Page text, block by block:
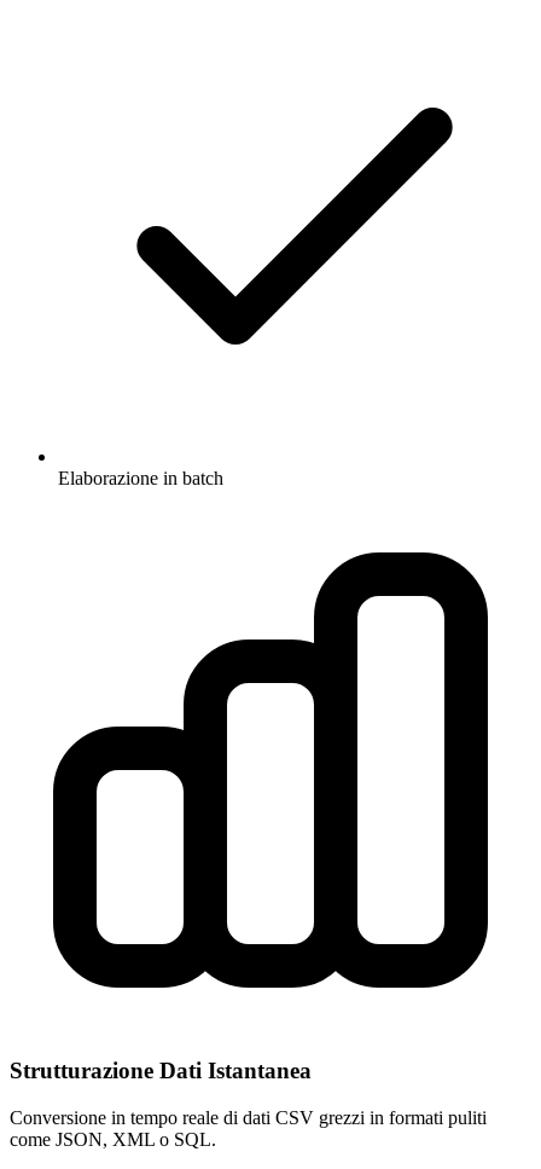
Elaborazione in batch
Strutturazione Dati Istantanea
Conversione in tempo reale di dati CSV grezzi in formati puliti
come JSON, XML o SQL.